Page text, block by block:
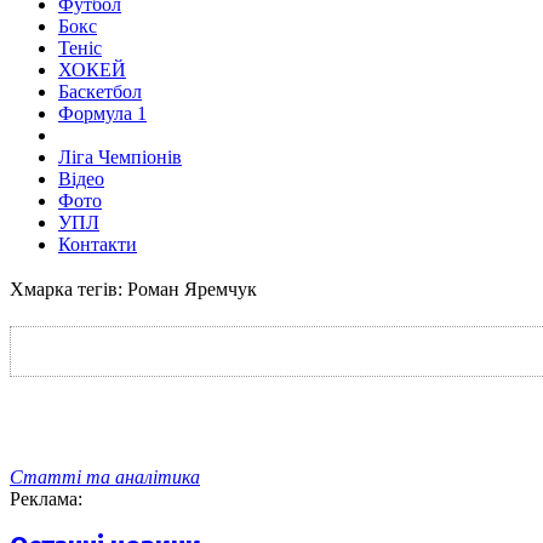
Футбол
Бокс
Теніс
ХОКЕЙ
Баскетбол
Формула 1
Ліга Чемпіонів
Відео
Фото
УПЛ
Контакти
Хмарка тегів: Роман Яремчук
Статті та аналітика
Реклама: